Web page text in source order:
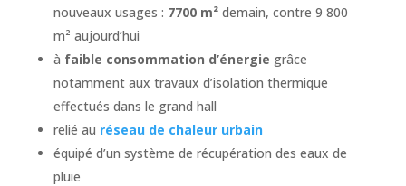
nouveaux usages : 7700 m²demain, contre 9 800
m² aujourd’hui
à faible consommation d’énergie grâce
notamment aux travaux d’isolation thermique
effectués dans le grand hall
relié au réseau de chaleur urbain
équipé d’un système de récupération des eaux de
pluie